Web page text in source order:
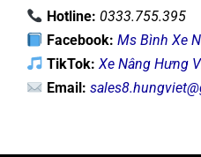
Hotline: 0333.755.395
Facebook: Ms Bình Xe
TikTok: Xe Nâng Hưng
Email: